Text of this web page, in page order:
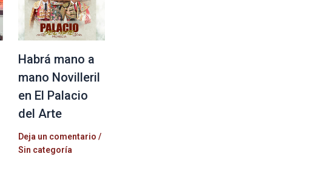
Habrá mano a
mano Novilleril
en El Palacio
del Arte
Deja un comentario /
Sin categoría